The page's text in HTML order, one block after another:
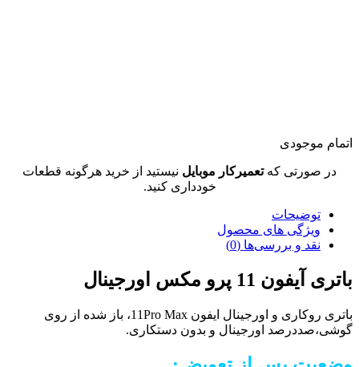
اتمام موجودی
در صورتی کهتعمیرکار موبایل نیستید از خرید هرگونه قطعات
خودداری کنید.
توضیحات
ویژگی های محصول
نقد و بررسی‌ها (0)
باتری آیفون 11 پرو مکس اورجینال
باتری روکاری و اورجینال ایفون 11Pro Max، باز شده از روی
گوشی،صددرصد اورجینال و بدون دستکاری.